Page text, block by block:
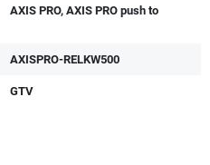
AXIS PRO, AXIS PRO push to
AXISPRO-RELKW500
GTV